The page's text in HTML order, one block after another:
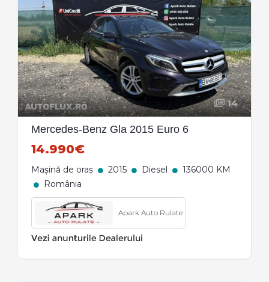
14
Mercedes-Benz Gla 2015 Euro 6
14.990€
Mașină de oraș 2015 Diesel
136000 KM
România
Apark Auto Rulate